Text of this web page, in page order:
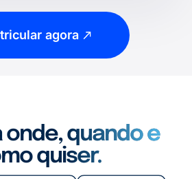
agora
onde, quando e
quiser.